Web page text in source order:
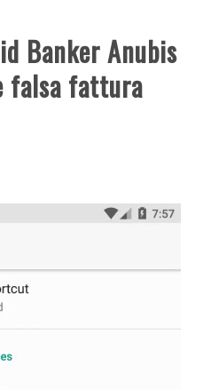
Banker Anubis
falsa fattura